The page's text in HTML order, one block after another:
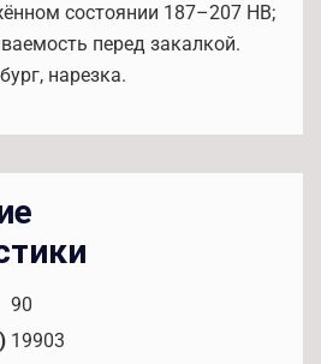
состоянии 187–207 HB;
перед закалкой.
нарезка.
90
19903